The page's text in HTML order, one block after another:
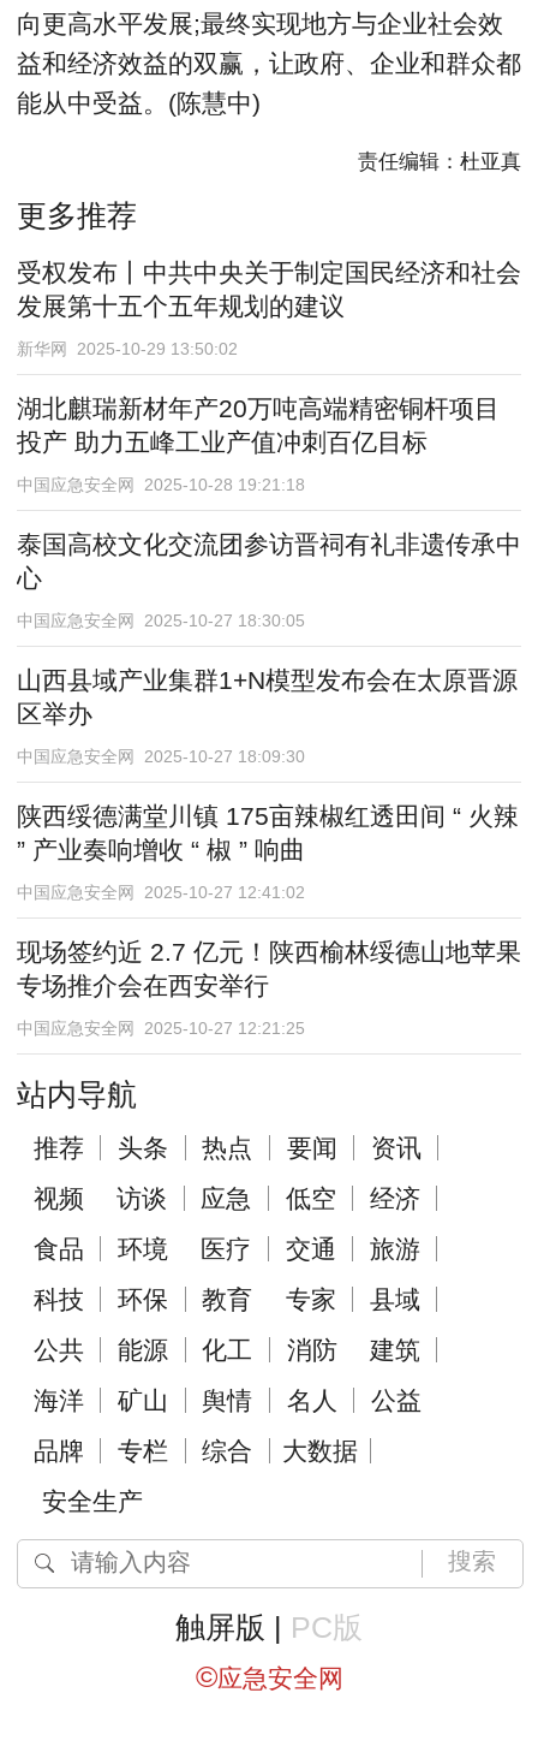
向更高水平发展;最终实现地方与企业社会效
益和经济效益的双赢，让政府、企业和群众都
能从中受益。(陈慧中)
责任编辑：杜亚真
更多推荐
受权发布丨中共中央关于制定国民经济和社会
发展第十五个五年规划的建议
新华网 2025-10-29 13:50:02
湖北麒瑞新材年产20万吨高端精密铜杆项目
投产 助力五峰工业产值冲刺百亿目标
中国应急安全网 2025-10-28 19:21:18
泰国高校文化交流团参访晋祠有礼非遗传承中
心
中国应急安全网 2025-10-27 18:30:05
山西县域产业集群1+N模型发布会在太原晋源
区举办
中国应急安全网 2025-10-27 18:09:30
陕西绥德满堂川镇 175亩辣椒红透田间 “ 火辣
” 产业奏响增收 “ 椒 ” 响曲
中国应急安全网 2025-10-27 12:41:02
现场签约近 2.7 亿元！陕西榆林绥德山地苹果
专场推介会在西安举行
中国应急安全网 2025-10-27 12:21:25
站内导航
推荐 头条 热点 要闻
资讯
视频
访谈 应急 低空
经济
食品
环境 医疗 交通
旅游
科技
环保 教育 专家
县域
公共
能源 化工 消防
建筑
海洋
矿山 舆情 名人
公益
品牌
专栏 综合
大数据
安全生产
搜索
触屏版 | PC版
©应急安全网